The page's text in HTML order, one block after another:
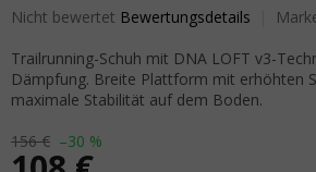
Die durchschnittliche Produktbewertung ist
Nicht bewertet Bewertungsdetails
156 € –30 %
Trailrunning-Schuh mit DNA LOFT v3-
Dämpfung. Breite Plattform mit erhöhten
maximale Stabilität auf dem Boden.